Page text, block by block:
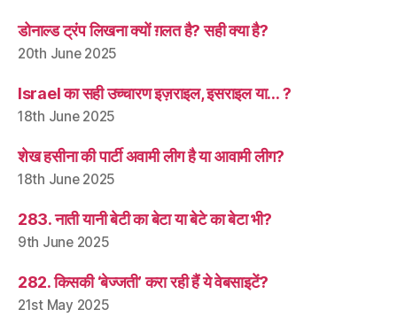
डोनाल्ड ट्रंप लिखना क्यों ग़लत है? सही क्या है?
20th June 2025
Israel का सही उच्चारण इज़राइल, इसराइल या… ?
18th June 2025
शेख हसीना की पार्टी अवामी लीग है या आवामी लीग?
18th June 2025
283. नाती यानी बेटी का बेटा या बेटे का बेटा भी?
9th June 2025
282. किसकी ‘बेज्जती’ करा रही हैं ये वेबसाइटें?
21st May 2025